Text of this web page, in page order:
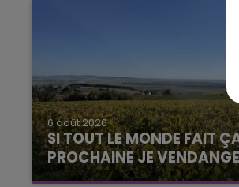
6 août 2026
SI TOUT LE MONDE FAIT
PROCHAINE JE
La vendange en Champagne